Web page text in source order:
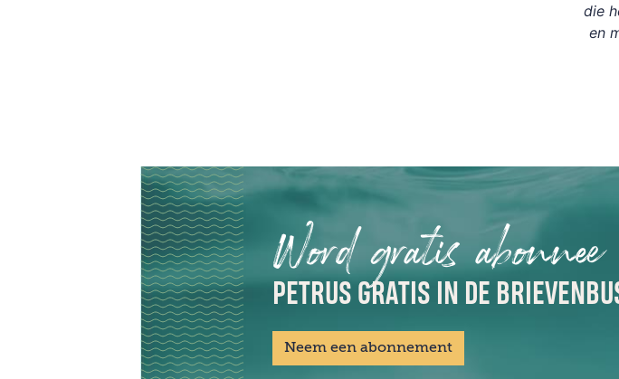
die
en
Word gratis abonnee
PETRUS GRATIS IN DE
Neem een abonnement